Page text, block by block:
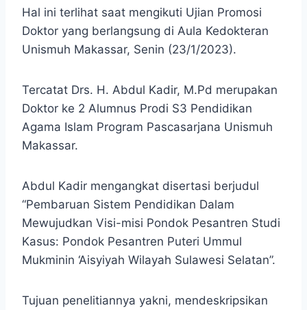
Hal ini terlihat saat mengikuti Ujian Promosi
Doktor yang berlangsung di Aula Kedokteran
Unismuh Makassar, Senin (23/1/2023).
Tercatat Drs. H. Abdul Kadir, M.Pd merupakan
Doktor ke 2 Alumnus Prodi S3 Pendidikan
Agama Islam Program Pascasarjana Unismuh
Makassar.
Abdul Kadir mengangkat disertasi berjudul
“Pembaruan Sistem Pendidikan Dalam
Mewujudkan Visi-misi Pondok Pesantren Studi
Kasus: Pondok Pesantren Puteri Ummul
Mukminin ‘Aisyiyah Wilayah Sulawesi Selatan”.
Tujuan penelitiannya yakni, mendeskripsikan